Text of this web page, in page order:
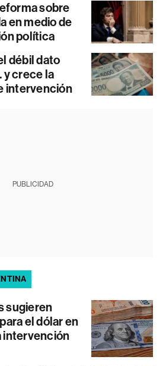
sobre
en medio de
política
débil dato
y crece la
intervención
PUBLICIDAD
sugieren
el dólar en
intervención